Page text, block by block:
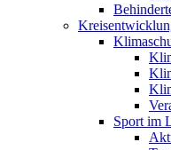
Sport im